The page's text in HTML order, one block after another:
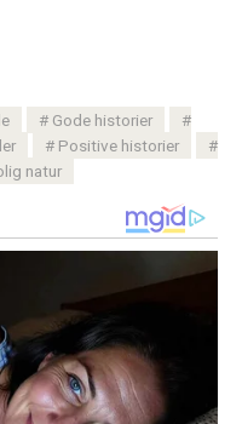
Gode ​​historier
Positive historier
natur